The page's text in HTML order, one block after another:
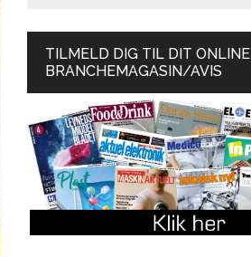
TILMELD DIG TIL DIT ONLINE
BRANCHEMAGASIN/AVIS